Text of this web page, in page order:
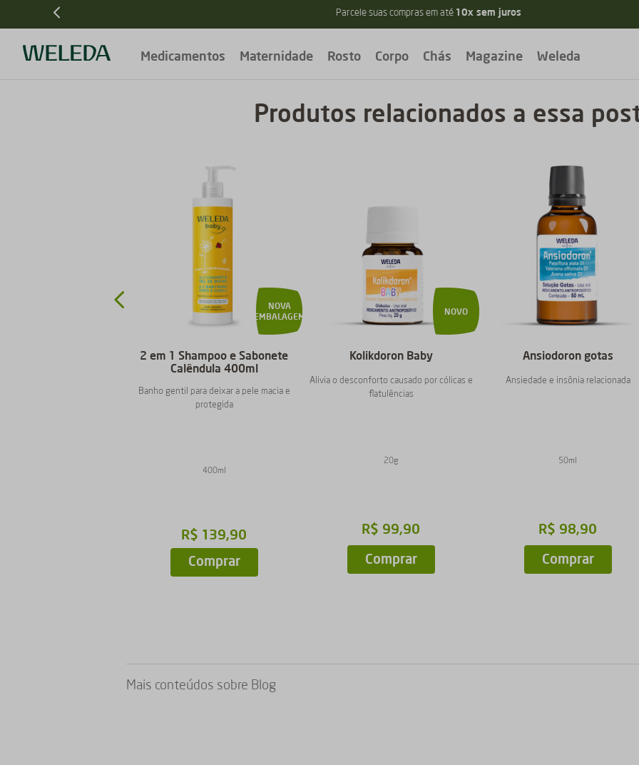
Frete grátispara pedidos acima de
Medicamentos Maternidade Rosto Corpo Chás Magazine Weleda
Produtos relacionados a essa
NOVA
EMBALAGEM
2 em 1 Shampoo e Sabonete
Calêndula 400ml
Banho gentil para deixar a pele macia e
protegida
400ml
R$ 139,90
Comprar
NOVO
Kolikdoron Baby
Alivia o desconforto causado por cólicas e
flatulências
20g
R$ 99,90
Comprar
Ansiodoron gotas
Ansiedade e insônia relacionada
50ml
R$ 98,90
Comprar
Mais conteúdos sobre Blog